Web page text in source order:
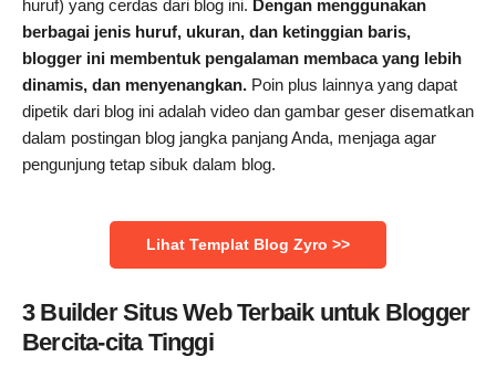
huruf) yang cerdas dari blog ini. Dengan menggunakan
berbagai jenis huruf, ukuran, dan ketinggian baris,
blogger ini membentuk pengalaman membaca yang lebih
dinamis, dan menyenangkan. Poin plus lainnya yang dapat
dipetik dari blog ini adalah video dan gambar geser disematkan
dalam postingan blog jangka panjang Anda, menjaga agar
pengunjung tetap sibuk dalam blog.
Lihat Templat Blog Zyro >>
3 Builder Situs Web Terbaik untuk Blogger
Bercita-cita Tinggi